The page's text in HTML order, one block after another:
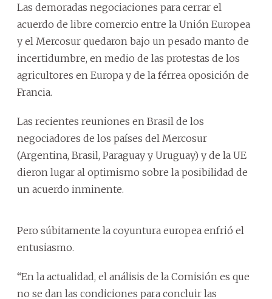
Las demoradas negociaciones para cerrar el
acuerdo de libre comercio entre la Unión Europea
y el Mercosur quedaron bajo un pesado manto de
incertidumbre, en medio de las protestas de los
agricultores en Europa y de la férrea oposición de
Francia.
Las recientes reuniones en Brasil de los
negociadores de los países del Mercosur
(Argentina, Brasil, Paraguay y Uruguay) y de la UE
dieron lugar al optimismo sobre la posibilidad de
un acuerdo inminente.
Pero súbitamente la coyuntura europea enfrió el
entusiasmo.
“En la actualidad, el análisis de la Comisión es que
no se dan las condiciones para concluir las